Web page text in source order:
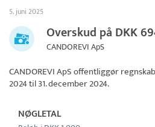
5. juni 2025
Overskud på DKK
CANDOREVI ApS
CANDOREVI ApSoffentliggør
2024 til 31. december 2024.
NØGLETAL